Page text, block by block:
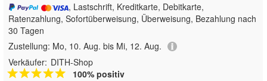
, Lastschrift, Kreditkarte, Debitkarte,
Ratenzahlung, Sofortüberweisung, Überweisung, Bezahlung nach
30 Tagen
Zustellung: Mo, 10. Aug. bis Mi, 12. Aug.
Verkäufer: DITH-Shop
100% positiv